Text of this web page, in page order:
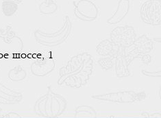
шоссе, 1